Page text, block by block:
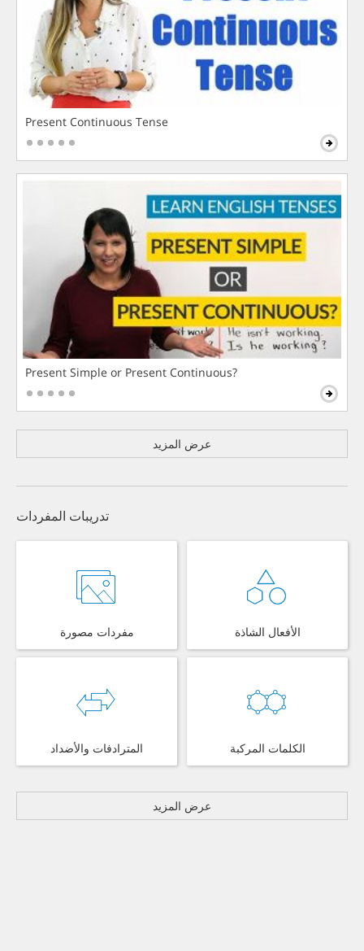
Present Continuous Tense
Present Simple or Present Continuous?
عرض المزيد
تدريبات المفردات
مفردات مصورة الأفعال الشاذة
المترادفات والأضداد الكلمات المركبة
عرض المزيد